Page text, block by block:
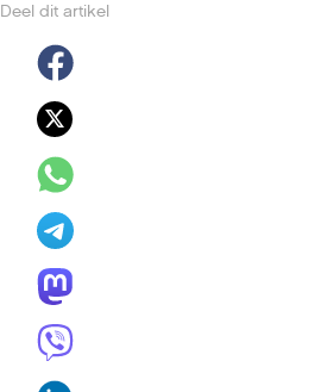
Deel dit artikel